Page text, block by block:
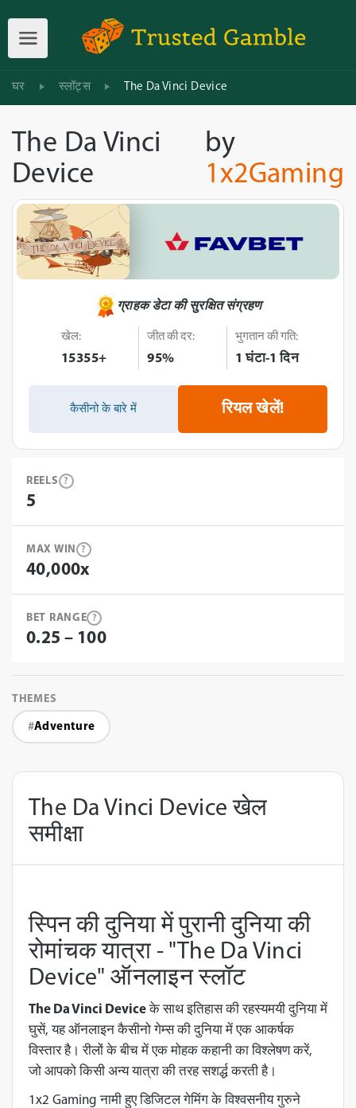
घर स्लॉट्स The Da Vinci Device
The Da Vinci
Device
by
1x2Gaming
ग्राहक डेटा की सुरक्षित संग्रहण
खेल:
15355+
जीत की दर:
95%
भुगतान की गति:
1 घंटा-1 दिन
रियल खेलें!
कैसीनो के बारे में
REELS ?
5
MAX WIN ?
40,000x
BET RANGE ?
0.25 – 100
THEMES
Adventure
The Da Vinci Device खेल
समीक्षा
स्पिन की दुनिया में पुरानी दुनिया की
रोमांचक यात्रा - "The Da Vinci
Device" ऑनलाइन स्लॉट
The Da Vinci Deviceके साथ इतिहास की रहस्यमयी दुनिया में
घुसें, यह ऑनलाइन कैसीनो गेम्स की दुनिया में एक आकर्षक
विस्तार है। रीलों के बीच में एक मोहक कहानी का विश्लेषण करें,
जो आपको किसी अन्य यात्रा की तरह सशर्द्ध करती है।
1x2 Gaming नामी हुए डिजिटल गेमिंग के विश्वसनीय गुरुने